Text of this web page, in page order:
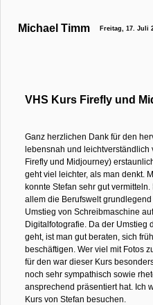
Michael Timm Freitag, 17. Juli
VHS Kurs Firefly und
Ganz herzlichen Dank für den
lebensnah und leichtverständlich
Firefly und Midjourney)
geht viel leichter, als man denkt.
konnte Stefan sehr gut
allem die Berufswelt
Umstieg von Schreibmaschine
Digitalfotografie. Da der Umstieg
geht, ist man gut beraten, sich
beschäftigen. Wer viel mit Fotos
für den war dieser Kurs
noch sehr sympathisch sowie
ansprechend präsentiert hat. Ich
Kurs von Stefan besuchen.